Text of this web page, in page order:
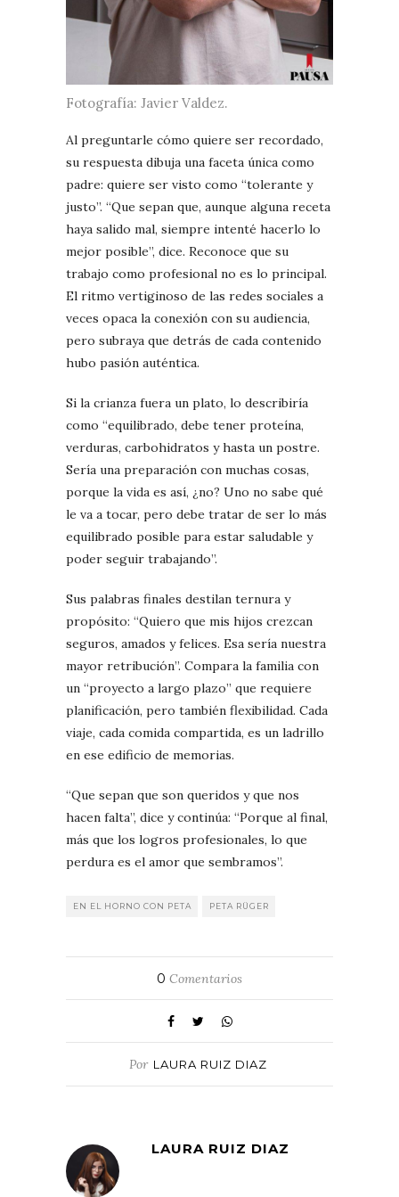
Fotografía: Javier Valdez.
Al preguntarle cómo quiere ser recordado,
su respuesta dibuja una faceta única como
padre: quiere ser visto como “tolerante y
justo”. “Que sepan que, aunque alguna receta
haya salido mal, siempre intenté hacerlo lo
mejor posible”, dice. Reconoce que su
trabajo como profesional no es lo principal.
El ritmo vertiginoso de las redes sociales a
veces opaca la conexión con su audiencia,
pero subraya que detrás de cada contenido
hubo pasión auténtica.
Si la crianza fuera un plato, lo describiría
como “equilibrado, debe tener proteína,
verduras, carbohidratos y hasta un postre.
Sería una preparación con muchas cosas,
porque la vida es así, ¿no? Uno no sabe qué
le va a tocar, pero debe tratar de ser lo más
equilibrado posible para estar saludable y
poder seguir trabajando”.
Sus palabras finales destilan ternura y
propósito: “Quiero que mis hijos crezcan
seguros, amados y felices. Esa sería nuestra
mayor retribución”. Compara la familia con
un “proyecto a largo plazo” que requiere
planificación, pero también flexibilidad. Cada
viaje, cada comida compartida, es un ladrillo
en ese edificio de memorias.
“Que sepan que son queridos y que nos
hacen falta”, dice y continúa: “Porque al final,
más que los logros profesionales, lo que
perdura es el amor que sembramos”.
EN EL HORNO CON PETA PETA RÜGER
0 Comentarios
Por LAURA RUIZ DIAZ
LAURA RUIZ DIAZ